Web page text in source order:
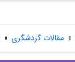
» مقالات گردشگری »